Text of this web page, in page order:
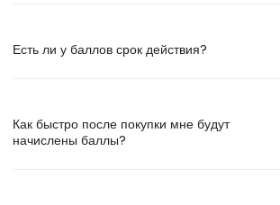
Есть ли у баллов срок действия?
Как быстро после покупки мне будут
начислены баллы?